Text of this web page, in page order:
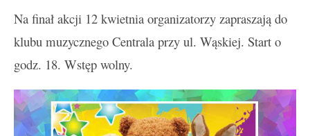
Na finał akcji 12 kwietnia organizatorzy zapraszają do
klubu muzycznego Centrala przy ul. Wąskiej. Start o
godz. 18. Wstęp wolny.